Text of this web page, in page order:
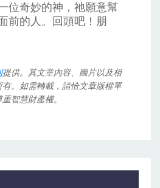
位奇妙的神，祂願意幫
前的人。回頭吧！朋
提供。其文章內容、圖片以及相
。如需轉載，請恰文章版權單
智慧財產權。